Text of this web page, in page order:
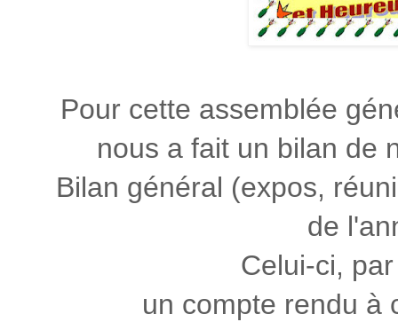
Pour cette assemblée
nous a fait un bilan de
Bilan général (expos,
de
Celui-ci,
un compte rendu à